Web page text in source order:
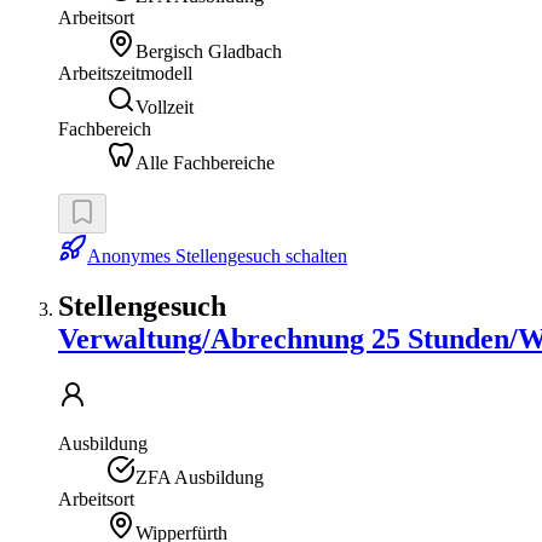
Arbeitsort
Bergisch Gladbach
Arbeitszeitmodell
Vollzeit
Fachbereich
Alle Fachbereiche
Anonymes Stellengesuch schalten
Stellengesuch
Verwaltung/Abrechnung 25 Stunden/
Ausbildung
ZFA Ausbildung
Arbeitsort
Wipperfürth